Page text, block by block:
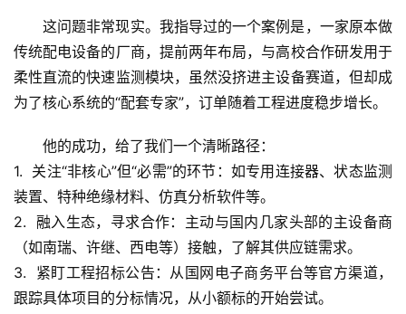
生
活
科
技
前
沿
这问题非常现实。我指导过的一个案例是，一家原本做
传统配电设备的厂商，提前两年布局，与高校合作研发用于
柔性直流的快速监测模块，虽然没挤进主设备赛道，但却成
为了核心系统的“配套专家”，订单随着工程进度稳步增长。
他的成功，给了我们一个清晰路径：
1. 关注“非核心”但“必需”的环节 ：如专用连接器、状态监测
装置、特种绝缘材料、仿真分析软件等。
2. 融入生态，寻求合作：主动与国内几家头部的主设备商
（如南瑞、许继、西电等）接触，了解其供应链需求。
3. 紧盯工程招标公告 ：从国网电子商务平台等官方渠道，
跟踪具体项目的分标情况，从小额标的开始尝试。